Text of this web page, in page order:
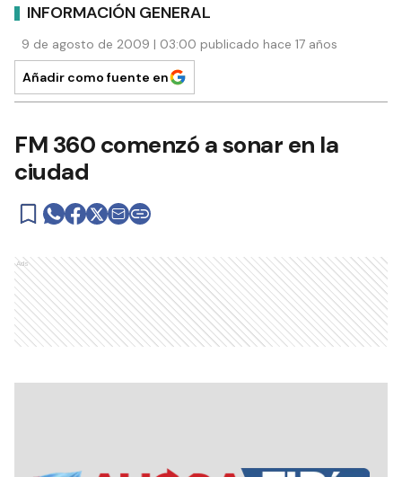
INFORMACIÓN GENERAL
9 de agosto de 2009 | 03:00 publicado hace 17 años
Añadir como fuente en
FM 360 comenzó a sonar en la
ciudad
Ads